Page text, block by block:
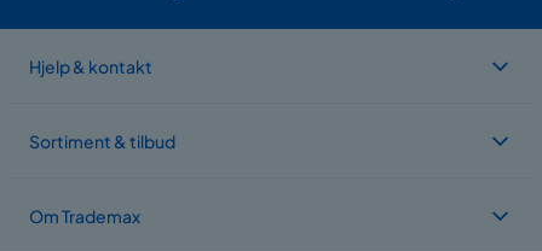
Hjelp & kontakt
Sortiment & tilbud
Om Trademax